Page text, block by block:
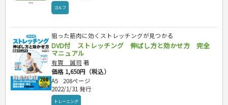
ゴルフ
狙った筋肉に効くストレッチングが見つかる
DVD付 ストレッチング 伸ばし方と効かせ方 完全
マニュアル
有賀 誠司 著
価格 1,650円（税込）
A5
208ページ
2022/1/31 発行
トレーニング